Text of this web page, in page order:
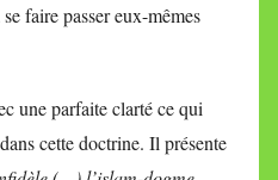
faire passer eux-mêmes
une parfaite clarté ce qui
cette doctrine. Il présente